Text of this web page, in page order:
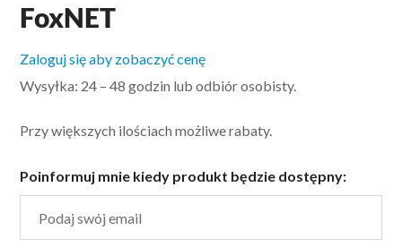
FoxNET
Zaloguj się aby zobaczyć cenę
Wysyłka: 24 – 48 godzin lub odbiór osobisty.
Przy większych ilościach możliwe rabaty.
Poinformuj mnie kiedy produkt będzie dostępny: